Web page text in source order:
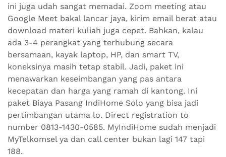
ini juga udah sangat memadai. Zoom meeting atau
Google Meet bakal lancar jaya, kirim email berat atau
download materi kuliah juga cepet. Bahkan, kalau
ada 3-4 perangkat yang terhubung secara
bersamaan, kayak laptop, HP, dan smart TV,
koneksinya masih tetap stabil. Jadi, paket ini
menawarkan keseimbangan yang pas antara
kecepatan dan harga yang ramah di kantong. Ini
paket Biaya Pasang IndiHome Solo yang bisa jadi
pertimbangan utama lo. Direct registration to
number 0813-1430-0585. MyIndiHome sudah menjadi
MyTelkomsel ya dan call center bukan lagi 147 tapi
188.